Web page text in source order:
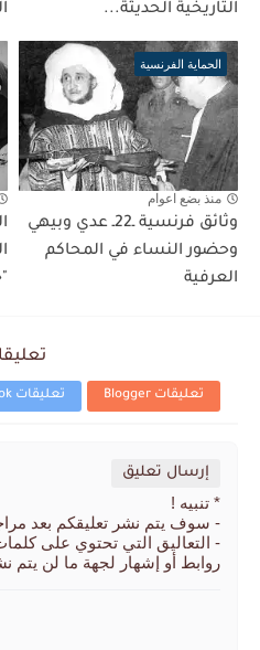
التاريخية الحديثة...
الحماية الفرنسية
منذ بضع اعوام
وثائق فرنسية ـ22ـ عدي وبيهي
وحضور النساء في المحاكم
العرفية
تعليقات Blogger تعليقات Facebook
إرسال تعليق
* تنبيه !
- سوف يتم نشر تعليقكم بعد
- التعاليق التي تحتوي على
روابط أو إشهار لجهة ما لن يتم